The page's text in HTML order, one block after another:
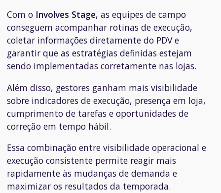
Com o Involves Stage, as equipes de campo
conseguem acompanhar rotinas de execução,
coletar informações diretamente do PDV e
garantir que as estratégias definidas estejam
sendo implementadas corretamente nas lojas.
Além disso, gestores ganham mais visibilidade
sobre indicadores de execução, presença em loja,
cumprimento de tarefas e oportunidades de
correção em tempo hábil.
Essa combinação entre visibilidade operacional e
execução consistente permite reagir mais
rapidamente às mudanças de demanda e
maximizar os resultados da temporada.